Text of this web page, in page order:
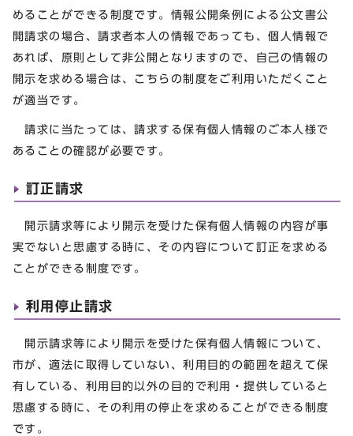
めることができる制度です。情報公開条例による公文書公
開請求の場合、請求者本人の情報であっても、個人情報で
あれば、原則として非公開となりますので、自己の情報の
開示を求める場合は、こちらの制度をご利用いただくこと
が適当です。
請求に当たっては、請求する保有個人情報のご本人様で
あることの確認が必要です。
訂正請求
開示請求等により開示を受けた保有個人情報の内容が事
実でないと思慮する時に、その内容について訂正を求める
ことができる制度です。
利用停止請求
開示請求等により開示を受けた保有個人情報について、
市が、適法に取得していない、利用目的の範囲を超えて保
有している、利用目的以外の目的で利用・提供していると
思慮する時に、その利用の停止を求めることができる制度
です。